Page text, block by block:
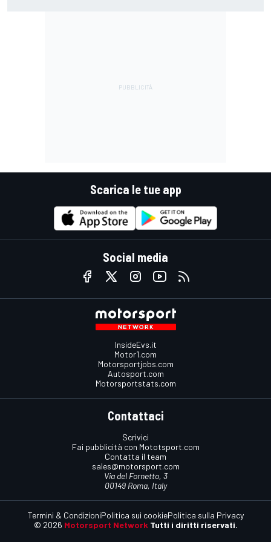
Scarica le tue app
Social media
InsideEvs.it
Motor1.com
Motorsportjobs.com
Autosport.com
Motorsportstats.com
Contattaci
Scrivici
Fai pubblicità con Mototsport.com
Contatta il team
sales@motorsport.com
Via del Fornetto, 3
00149 Roma, Italy
© 2026 Motorsport Network Tutti i diritti riservati.
Termini & CondizioniPolitica sui cookiePolitica sulla Privacy